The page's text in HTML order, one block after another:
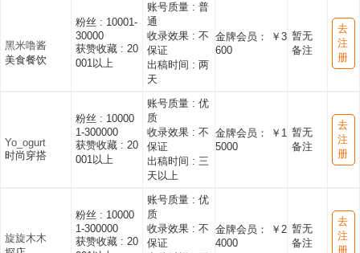
黑米噜酱
美食餐饮
粉丝 : 10001-
30000
获赞收藏 : 20
001以上
账号质量 : 普
通
收录效果 : 不
保证
出稿时间 : 两
天
金牌会员： ￥3
600
暂无
备注
去
注
册
Yo_ogurt
时尚穿搭
粉丝 : 10000
1-300000
获赞收藏 : 20
001以上
账号质量 : 优
质
收录效果 : 不
保证
出稿时间 : 三
天以上
金牌会员： ￥1
5000
暂无
备注
去
注
册
旋旋木木
粉丝 : 10000
1-300000
获赞收藏 : 20
账号质量 : 优
质
收录效果 : 不
保证
金牌会员： ￥2
4000
暂无
备注
去
注
册